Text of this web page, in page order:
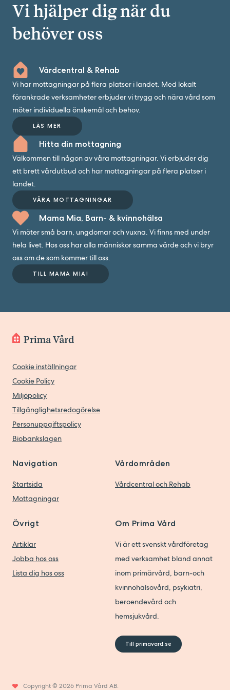
Vi hjälper dig när du
behöver oss
Vårdcentral & Rehab
Vi har mottagningar på flera platser i landet. Med lokalt
förankrade verksamheter erbjuder vi trygg och nära vård som
möter individuella önskemål och behov.
LÄS MER
Hitta din mottagning
Välkommen till någon av våra mottagningar. Vi erbjuder dig
ett brett vårdutbud och har mottagningar på flera platser i
landet.
VÅRA MOTTAGNINGAR
Mama Mia, Barn- & kvinnohälsa
Vi möter små barn, ungdomar och vuxna. Vi finns med under
hela livet. Hos oss har alla människor samma värde och vi bryr
oss om de som kommer till oss.
TILL MAMA MIA!
Cookie inställningar
Cookie Policy
Miljöpolicy
Tillgänglighetsredogörelse
Personuppgiftspolicy
Biobankslagen
Navigation
Startsida
Mottagningar
Vårdområden
Vårdcentral och Rehab
Övrigt
Artiklar
Jobba hos oss
Lista dig hos oss
Om Prima Vård
Vi är ett svenskt vårdföretag
med verksamhet bland annat
inom primärvård, barn-och
kvinnohälsovård, psykiatri,
beroendevård och
hemsjukvård.
Till primavard.se
Copyright © 2026 Prima Vård AB.